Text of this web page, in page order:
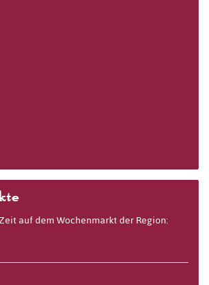
auf dem Wochenmarkt der Region: